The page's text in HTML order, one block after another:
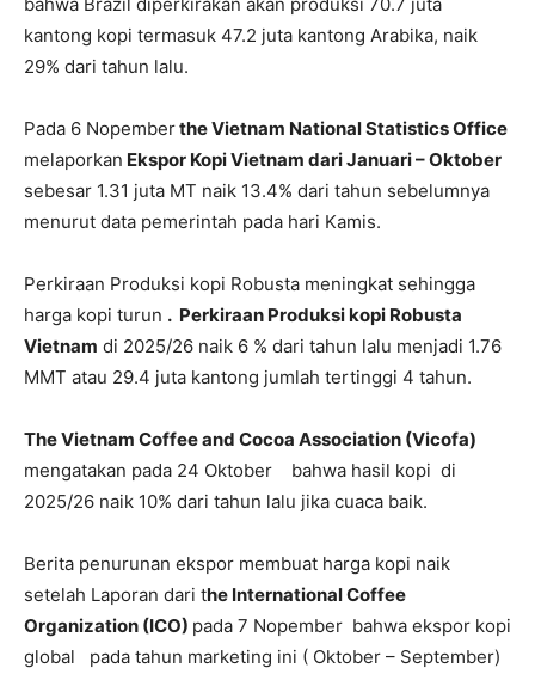
kantong kopi termasuk 47.2 juta kantong Arabika, naik
29% dari tahun lalu.
Pada 6 Nopemberthe Vietnam National Statistics Office
melaporkan Ekspor Kopi Vietnam dari Januari – Oktober
sebesar 1.31 juta MT naik 13.4% dari tahun sebelumnya
menurut data pemerintah pada hari Kamis.
Perkiraan Produksi kopi Robusta meningkat sehingga
harga kopi turun . Perkiraan Produksi kopi Robusta
Vietnam di 2025/26 naik 6 % dari tahun lalu menjadi 1.76
MMT atau 29.4 juta kantong jumlah tertinggi 4 tahun.
The Vietnam Coffee and Cocoa Association (Vicofa)
mengatakan pada 24 Oktober bahwa hasil kopi di
2025/26 naik 10% dari tahun lalu jika cuaca baik.
Berita penurunan ekspor membuat harga kopi naik
setelah Laporan dari the International Coffee
Organization (ICO) pada 7 Nopember bahwa ekspor kopi
global pada tahun marketing ini ( Oktober – September)